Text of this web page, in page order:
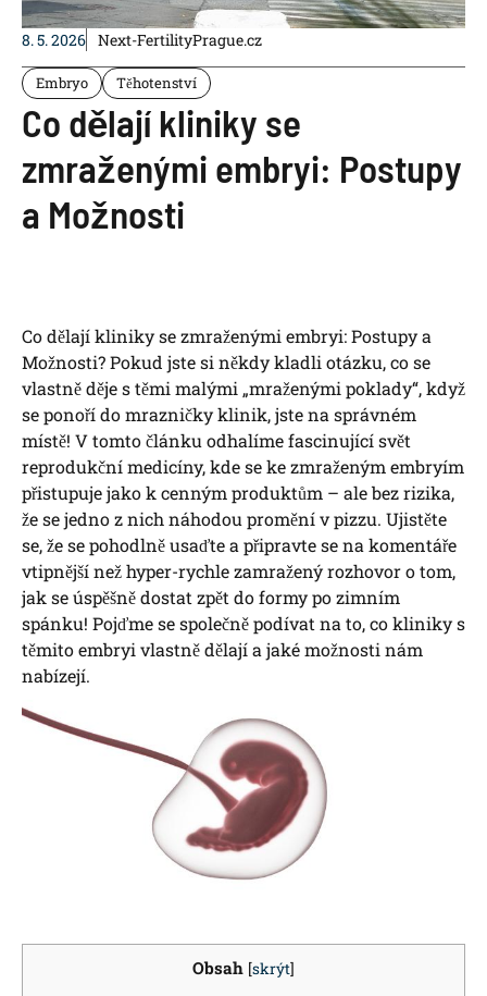
8. 5. 2026 Next-FertilityPrague.cz
Embryo Těhotenství
Co dělají kliniky se
zmraženými embryi: Postupy
a Možnosti
Co dělají kliniky se zmraženými embryi: Postupy a
Možnosti? Pokud jste si někdy kladli otázku, co se
vlastně děje s těmi malými „mraženými poklady“, když
se ponoří do mrazničky klinik, jste na správném
místě! V tomto článku odhalíme fascinující svět
reprodukční medicíny, kde se ke zmraženým embryím
přistupuje jako k cenným produktům – ale bez rizika,
že se jedno z nich náhodou promění v pizzu. Ujistěte
se, že se pohodlně usaďte a připravte se na komentáře
vtipnější než hyper-rychle zamražený rozhovor o tom,
jak se úspěšně dostat zpět do formy po zimním
spánku! Pojďme se společně podívat na to, co kliniky s
těmito embryi vlastně dělají a jaké možnosti nám
nabízejí.
Obsah [skrýt]